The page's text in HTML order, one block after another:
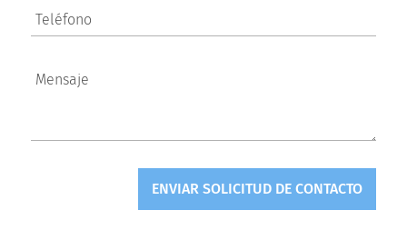
Teléfono
Mensaje
ENVIAR SOLICITUD DE CONTACTO